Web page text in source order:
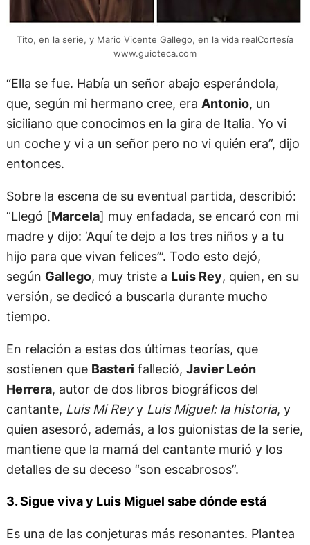
Tito, en la serie, y Mario Vicente Gallego, en la vida realCortesía
www.guioteca.com
“Ella se fue. Había un señor abajo esperándola,
que, según mi hermano cree, era Antonio, un
siciliano que conocimos en la gira de Italia. Yo vi
un coche y vi a un señor pero no vi quién era”, dijo
entonces.
Sobre la escena de su eventual partida, describió:
“Llegó [Marcela] muy enfadada, se encaró con mi
madre y dijo: ‘Aquí te dejo a los tres niños y a tu
hijo para que vivan felices’”. Todo esto dejó,
según Gallego, muy triste a Luis Rey, quien, en su
versión, se dedicó a buscarla durante mucho
tiempo.
En relación a estas dos últimas teorías, que
sostienen que Basteri falleció, Javier León
Herrera, autor de dos libros biográficos del
cantante, Luis Mi Reyy Luis Miguel: la historia, y
quien asesoró, además, a los guionistas de la serie,
mantiene que la mamá del cantante murió y los
detalles de su deceso “son escabrosos”.
3. Sigue viva y Luis Miguel sabe dónde está
Es una de las conjeturas más resonantes. Plantea